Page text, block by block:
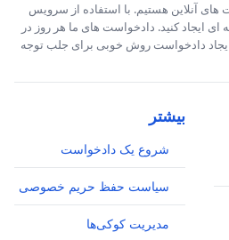
های آنلاین هستیم. با استفاده از سرویس
ای ایجاد کنید. دادخواست های ما هر روز در
ایجاد دادخواست روش خوبی برای جلب توجه
بیشتر
شروع یک دادخواست
سیاست حفظ حریم خصوصی
مدیریت کوکی‌ها